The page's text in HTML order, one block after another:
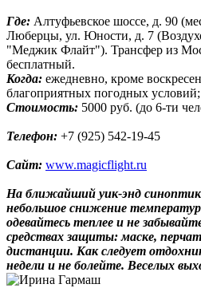
Где: Алтуфьевское шоссе, д. 90
Люберцы, ул. Юности, д. 7
"Меджик Флайт"). Трансфер из
бесплатный.
Когда: ежедневно, кроме
благоприятных погодных
Стоимость: 5000 руб. (до 6-ти
Телефон: +7 (925) 542-19-45
Сайт: www.magicflight.ru
На ближайший уик-энд
небольшое снижение
одевайтесь теплее и не
средствах защиты: маске,
дистанции. Как следует
недели и не болейте. Веселых